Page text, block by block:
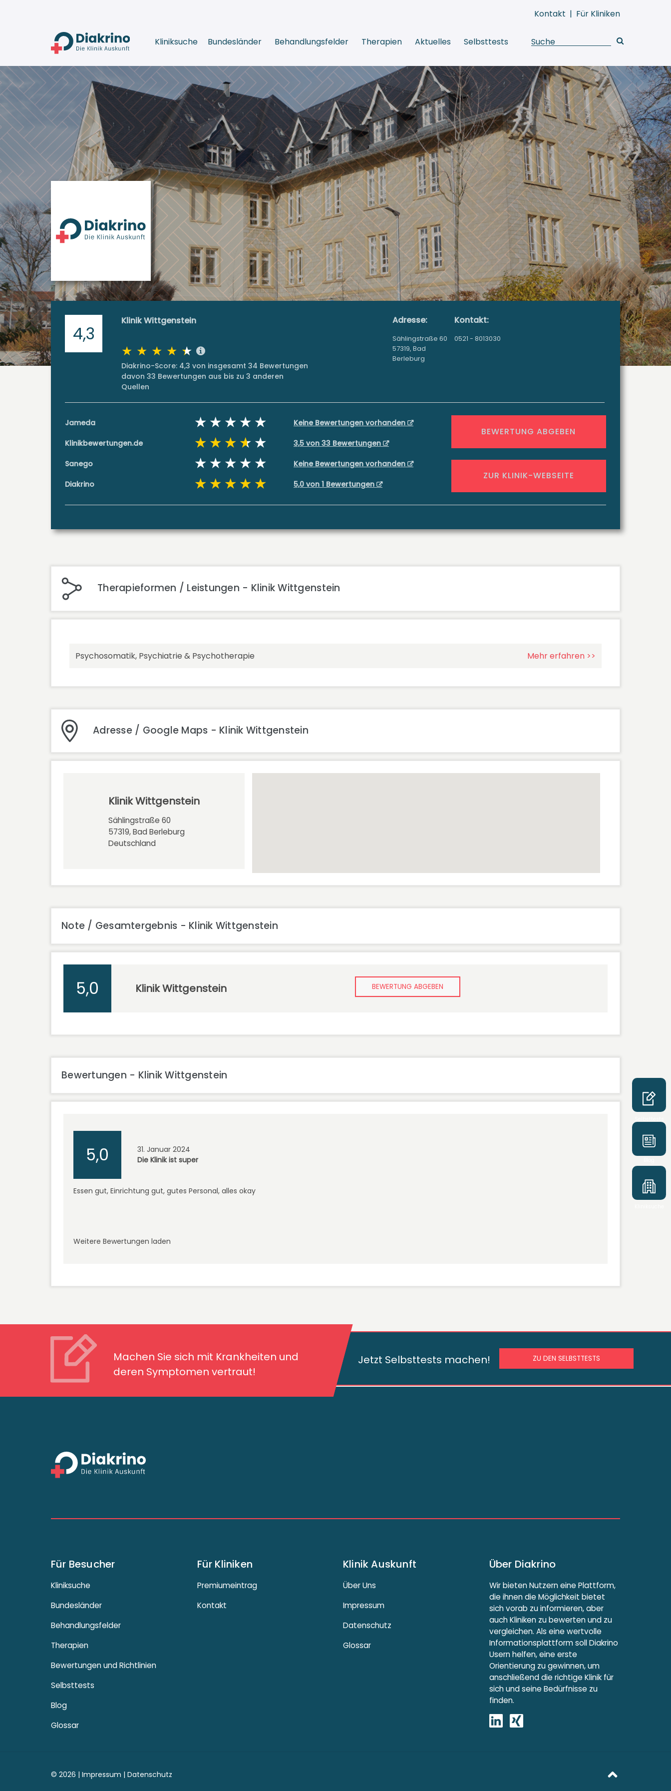
Kontakt | Für Kliniken
Kliniksuche Bundesländer Behandlungsfelder Therapien Aktuelles Selbsttests
4,3
Klinik Wittgenstein
Diakrino-Score: 4,3 von insgesamt 34 Bewertungen
davon 33 Bewertungen aus bis zu 3 anderen
Quellen
Adresse:
Sählingstraße 60
57319, Bad
Berleburg
Kontakt:
0521 - 8013030
Jameda Keine Bewertungen vorhanden
Klinikbewertungen.de 3,5 von 33 Bewertungen
Sanego Keine Bewertungen vorhanden
Diakrino 5,0 von 1 Bewertungen
BEWERTUNG ABGEBEN
ZUR KLINIK-WEBSEITE
Therapieformen / Leistungen - Klinik Wittgenstein
Psychosomatik, Psychiatrie & Psychotherapie Mehr erfahren >>
Adresse / Google Maps - Klinik Wittgenstein
Klinik Wittgenstein
Sählingstraße 60
57319, Bad Berleburg
Deutschland
Note / Gesamtergebnis - Klinik Wittgenstein
5,0 Klinik Wittgenstein BEWERTUNG ABGEBEN
Bewertungen - Klinik Wittgenstein
5,0
31. Januar 2024
Die Klinik ist super
Essen gut, Einrichtung gut, gutes Personal, alles okay
Weitere Bewertungen laden
Machen Sie sich mit Krankheiten und
deren Symptomen vertraut!
Machen Sie sich mit Krankheiten und deren
Symptomen vertraut!
Jetzt Selbsttests machen! ZU DEN SELBSTTESTS
Für Besucher
Kliniksuche
Bundesländer
Behandlungsfelder
Therapien
Bewertungen und Richtlinien
Selbsttests
Blog
Glossar
Für Kliniken
Premiumeintrag
Kontakt
Klinik Auskunft
Über Uns
Impressum
Datenschutz
Glossar
Über Diakrino
Wir bieten Nutzern eine Plattform,
die ihnen die Möglichkeit bietet
sich vorab zu informieren, aber
auch Kliniken zu bewerten und zu
vergleichen. Als eine wertvolle
Informationsplattform soll Diakrino
Usern helfen, eine erste
Orientierung zu gewinnen, um
anschließend die richtige Klinik für
sich und seine Bedürfnisse zu
finden.
© 2026 | Impressum | Datenschutz